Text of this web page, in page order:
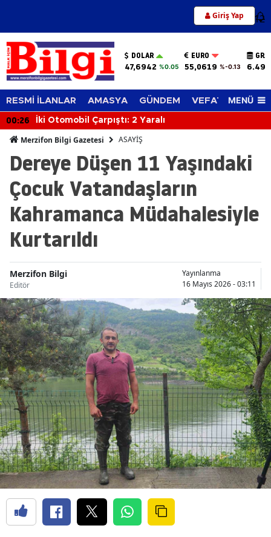
Giriş Yap 12
DOLAR
47,6942 %0.05
EURO
55,0619 %-0.13
RESMİ İLANLAR AMASYA GÜNDEM VEFAT EDENLER
MENÜ
00:26 İki Otomobil Çarpıştı: 2 Yaralı
Merzifon Bilgi Gazetesi ASAYİŞ
Dereye Düşen 11 Yaşındaki
Çocuk Vatandaşların
Kahramanca Müdahalesiyle
Kurtarıldı
Merzifon Bilgi
Editör
Yayınlanma
16 Mayıs 2026 - 03:11